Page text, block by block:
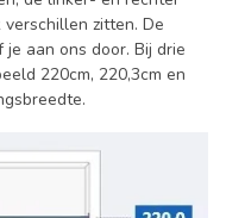
zitten. De
aan ons door. Bij drie
220cm, 220,3cm en